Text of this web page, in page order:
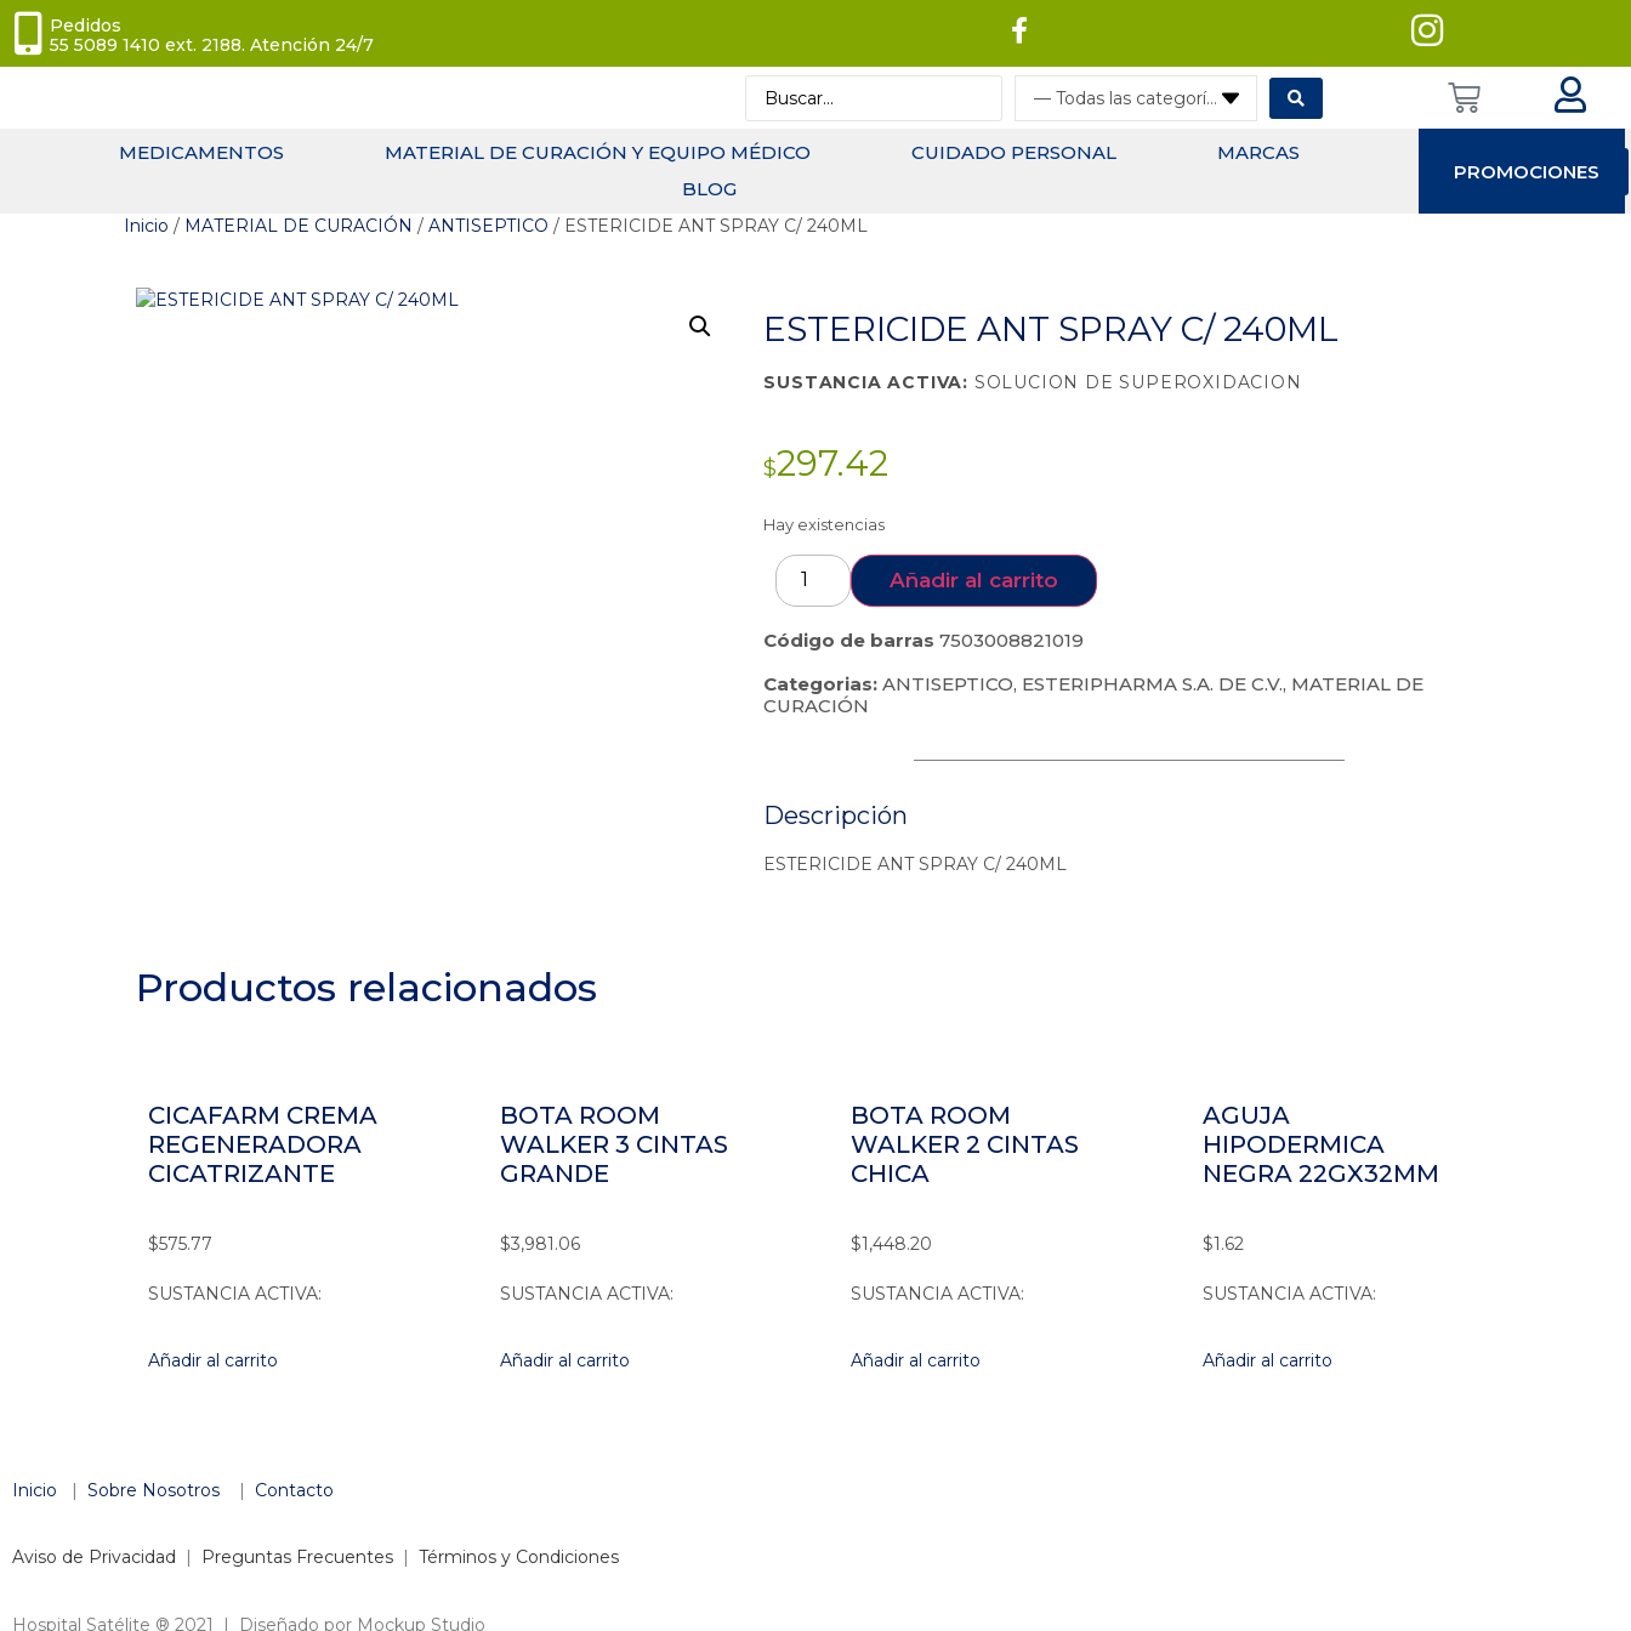
Pedidos
55 5089 1410 ext. 2188. Atención 24/7
— Todas las categorías
MEDICAMENTOS MATERIAL DE CURACIÓN Y EQUIPO MÉDICO CUIDADO PERSONAL
MARCAS
BLOG
PROMOCIONES
Inicio / MATERIAL DE CURACIÓN / ANTISEPTICO / ESTERICIDE ANT SPRAY C/ 240ML
ESTERICIDE ANT SPRAY C/ 240ML
SUSTANCIA ACTIVA: SOLUCION DE SUPEROXIDACION
$297.42
Hay existencias
Añadir al carrito
Código de barras7503008821019
Categorias: ANTISEPTICO, ESTERIPHARMA S.A. DE C.V., MATERIAL DE
CURACIÓN
Descripción
ESTERICIDE ANT SPRAY C/ 240ML
Productos relacionados
CICAFARM CREMA
REGENERADORA
CICATRIZANTE
$575.77
SUSTANCIA ACTIVA:
Añadir al carrito
BOTA ROOM
WALKER 3 CINTAS
GRANDE
$3,981.06
SUSTANCIA ACTIVA:
Añadir al carrito
BOTA ROOM
WALKER 2 CINTAS
CHICA
$1,448.20
SUSTANCIA ACTIVA:
Añadir al carrito
AGUJA
HIPODERMICA
NEGRA 22GX32MM
$1.62
SUSTANCIA ACTIVA:
Añadir al carrito
Inicio | Sobre Nosotros | Contacto
Aviso de Privacidad Preguntas Frecuentes Términos y Condiciones
Hospital Satélite ® 2021 | Diseñado por Mockup Studio